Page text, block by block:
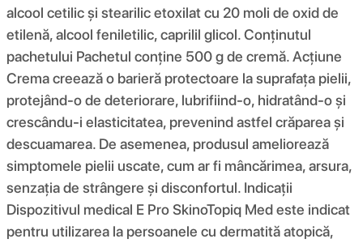
alcool cetilic și stearilic etoxilat cu 20 moli de oxid de
etilenă, alcool feniletilic, caprilil glicol. Conținutul
pachetului Pachetul conține 500 g de cremă. Acţiune
Crema creează o barieră protectoare la suprafața pielii,
protejând-o de deteriorare, lubrifiind-o, hidratând-o și
crescându-i elasticitatea, prevenind astfel crăparea și
descuamarea. De asemenea, produsul ameliorează
simptomele pielii uscate, cum ar fi mâncărimea, arsura,
senzația de strângere și disconfortul. Indicații
Dispozitivul medical E Pro SkinoTopiq Med este indicat
pentru utilizarea la persoanele cu dermatită atopică,